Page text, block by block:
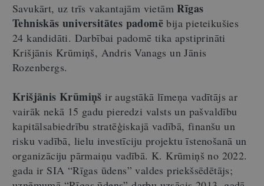
Savukārt, uz trīs vakantajām vietāmRīgas
Tehniskās universitātes padomē bija pieteikušies
24 kandidāti. Darbībai padomē tika apstiprināti
Krišjānis Krūmiņš, Andris Vanags un Jānis
Rozenbergs.
Krišjānis Krūmiņš ir augstākā līmeņa vadītājs ar
vairāk nekā 15 gadu pieredzi valsts un pašvaldību
kapitālsabiedrību stratēģiskajā vadībā, finanšu un
risku vadībā, lielu investīciju projektu īstenošanā un
organizāciju pārmaiņu vadībā. K. Krūmiņš no 2022.
gada ir SIA “Rīgas ūdens” valdes priekšsēdētājs;